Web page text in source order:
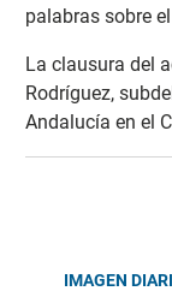
palabras sobre
La clausura del
Rodríguez,
Andalucía en el
IMAGEN